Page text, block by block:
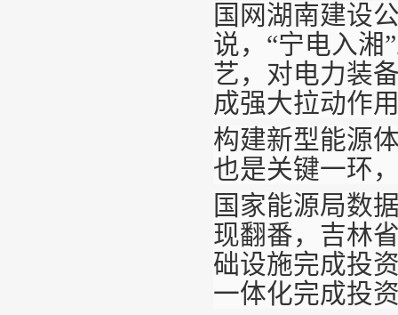
国网湖南建设
说，“宁电入湘
艺，对电力装
成强大拉动作
构建新型能源
也是关键一环
国家能源局数
现翻番，吉林
础设施完成投
一体化完成投